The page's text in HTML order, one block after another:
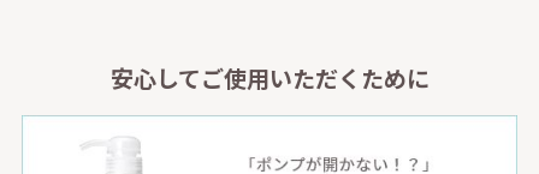
安心してご使用いただくために